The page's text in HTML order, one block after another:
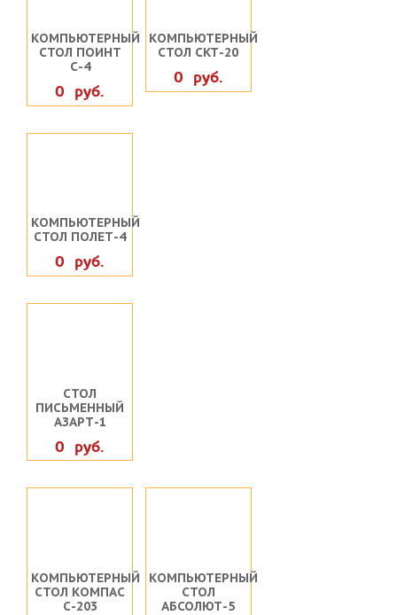
КОМПЬЮТЕРНЫЙ
СТОЛ ПОИНТ
С-4
0 руб.
КОМПЬЮТЕРНЫЙ
СТОЛ СКТ-20
0 руб.
КОМПЬЮТЕРНЫЙ
СТОЛ ПОЛЕТ-4
0 руб.
СТОЛ
ПИСЬМЕННЫЙ
АЗАРТ-1
0 руб.
КОМПЬЮТЕРНЫЙ
СТОЛ КОМПАС
С-203
КОМПЬЮТЕРНЫЙ
СТОЛ
АБСОЛЮТ-5